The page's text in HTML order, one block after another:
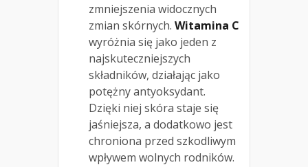
zmniejszenia widocznych
zmian skórnych. Witamina C
wyróżnia się jako jeden z
najskuteczniejszych
składników, działając jako
potężny antyoksydant.
Dzięki niej skóra staje się
jaśniejsza, a dodatkowo jest
chroniona przed szkodliwym
wpływem wolnych rodników.